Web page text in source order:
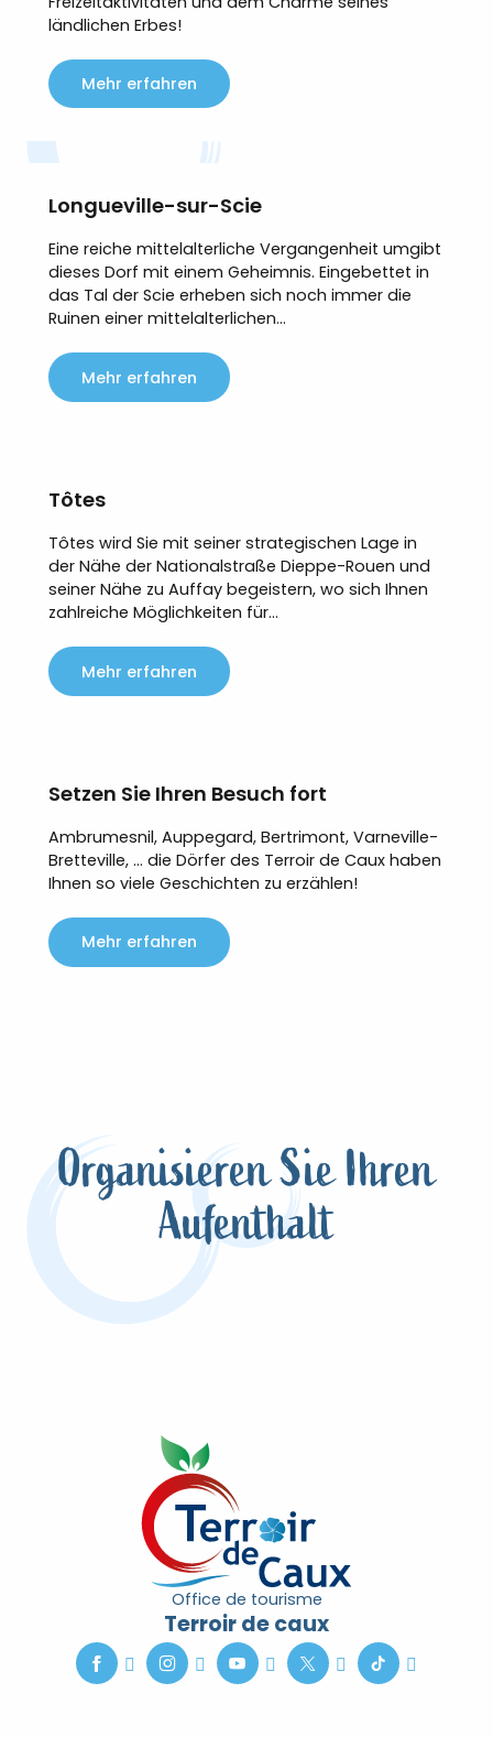
ländlichen Erbes!
Mehr erfahren
Longueville-sur-Scie
Eine reiche mittelalterliche Vergangenheit umgibt
dieses Dorf mit einem Geheimnis. Eingebettet in
das Tal der Scie erheben sich noch immer die
Ruinen einer mittelalterlichen...
Mehr erfahren
Tôtes
Tôtes wird Sie mit seiner strategischen Lage in
der Nähe der Nationalstraße Dieppe-Rouen und
seiner Nähe zu Auffay begeistern, wo sich Ihnen
zahlreiche Möglichkeiten für...
Mehr erfahren
Setzen Sie Ihren Besuch fort
Ambrumesnil, Auppegard, Bertrimont, Varneville-
Bretteville, … die Dörfer des Terroir de Caux haben
Ihnen so viele Geschichten zu erzählen!
Mehr erfahren
Organisieren Sie Ihren
Aufenthalt
Terroir de Caux mit meinem Hund
Office de tourisme
Terroir de caux